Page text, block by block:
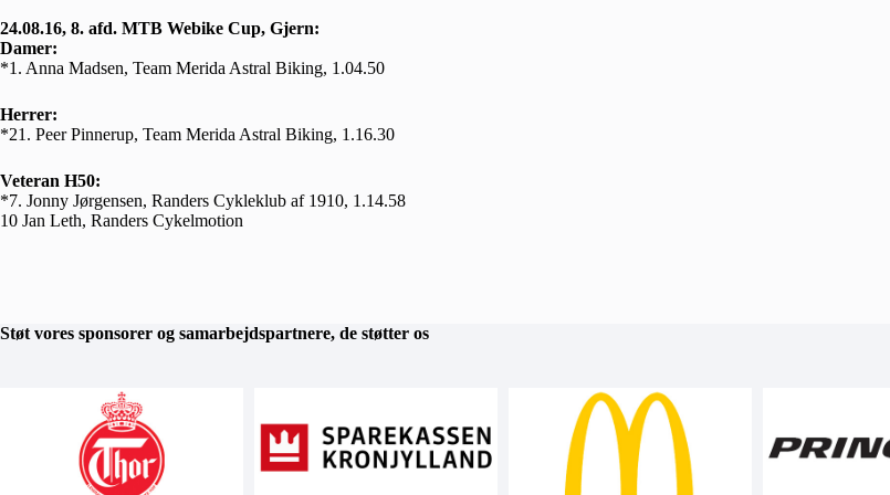
24.08.16, 8. afd. MTB Webike Cup, Gjern:
Damer:
*1. Anna Madsen, Team Merida Astral Biking, 1.04.50
Herrer:
*21. Peer Pinnerup, Team Merida Astral Biking, 1.16.30
Veteran H50:
*7. Jonny Jørgensen, Randers Cykleklub af 1910, 1.14.58
10 Jan Leth, Randers Cykelmotion
Støt vores sponsorer og samarbejdspartnere, de støtter os